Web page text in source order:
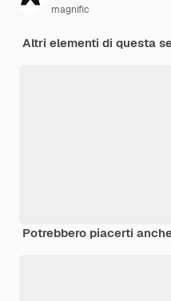
magnific
Altri elementi di questa
Potrebbero piacerti